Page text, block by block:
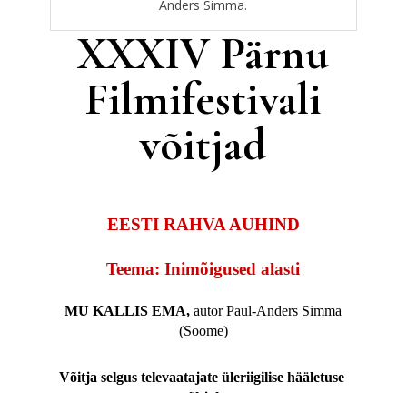
Anders Simma.
XXXIV Pärnu
Filmifestivali
võitjad
EESTI RAHVA AUHIND
Teema: Inimõigused alasti
MU KALLIS EMA,autor Paul-Anders Simma
(Soome)
Võitja selgus televaatajate üleriigilise hääletuse